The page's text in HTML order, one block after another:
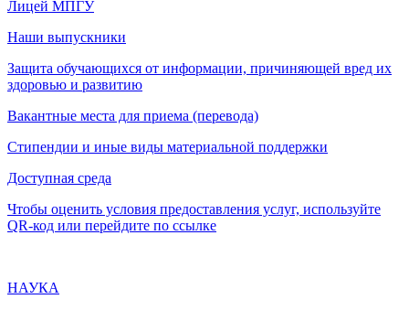
Лицей МПГУ
Наши выпускники
Защита обучающихся от информации, причиняющей вред их
здоровью и развитию
Вакантные места для приема (перевода)
Стипендии и иные виды материальной поддержки
Доступная среда
Чтобы оценить условия предоставления услуг, используйте
QR-код или перейдите по ссылке
НАУКА